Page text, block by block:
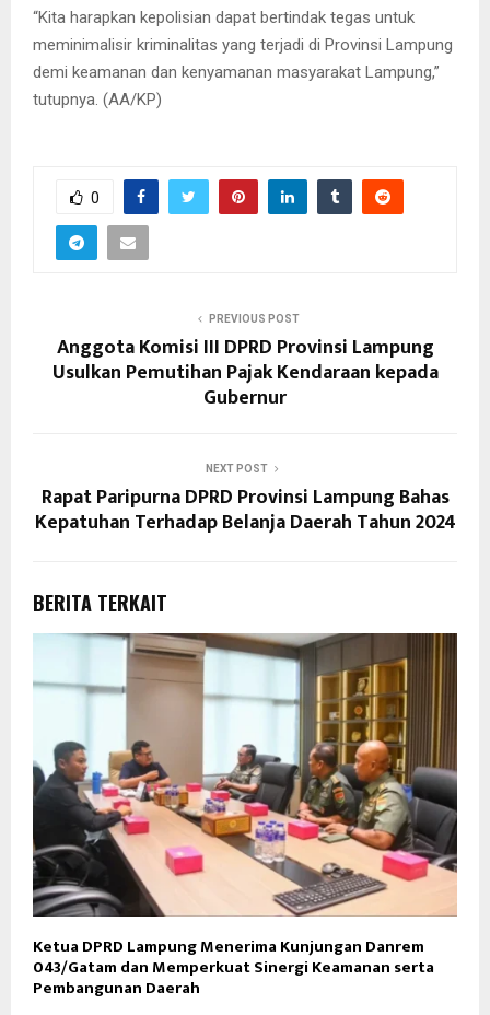
“Kita harapkan kepolisian dapat bertindak tegas untuk
meminimalisir kriminalitas yang terjadi di Provinsi Lampung
demi keamanan dan kenyamanan masyarakat Lampung,”
tutupnya. (AA/KP)
0
PREVIOUS POST
Anggota Komisi III DPRD Provinsi Lampung
Usulkan Pemutihan Pajak Kendaraan kepada
Gubernur
NEXT POST
Rapat Paripurna DPRD Provinsi Lampung Bahas
Kepatuhan Terhadap Belanja Daerah Tahun 2024
BERITA TERKAIT
Ketua DPRD Lampung Menerima Kunjungan Danrem
043/Gatam dan Memperkuat Sinergi Keamanan serta
Pembangunan Daerah